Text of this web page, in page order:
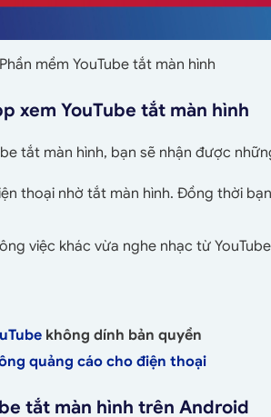
Phần mềm YouTube tắt màn hình
xem YouTube tắt màn hình
tắt màn hình, bạn sẽ nhận được
thoại nhờ tắt màn hình. Đồng thời
việc khác vừa nghe nhạc từ
không dính bản quyền
quảng cáo cho điện thoại
tắt màn hình trên Android